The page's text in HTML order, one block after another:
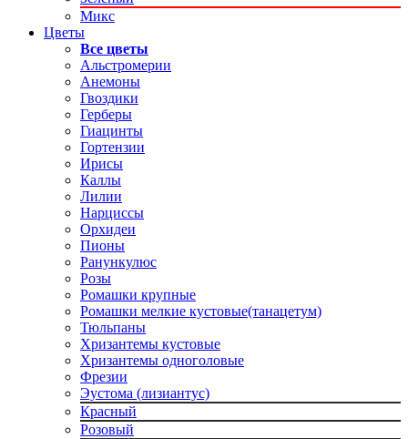
Микс
Цветы
Все цветы
Альстромерии
Анемоны
Гвоздики
Герберы
Гиацинты
Гортензии
Ирисы
Каллы
Лилии
Нарциссы
Орхидеи
Пионы
Ранункулюс
Розы
Ромашки крупные
Ромашки мелкие кустовые(танацетум)
Тюльпаны
Хризантемы кустовые
Хризантемы одноголовые
Фрезии
Эустома (лизиантус)
Красный
Розовый